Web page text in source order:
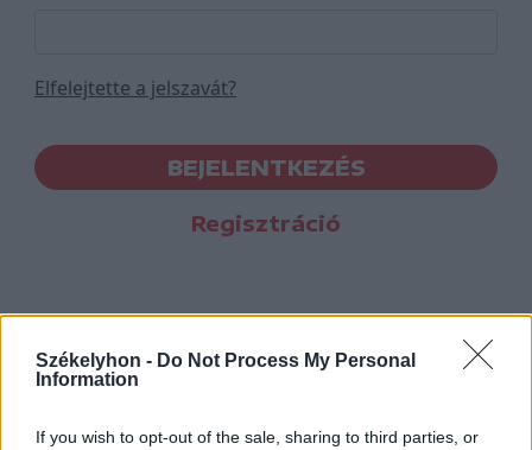
Székelyhon - Do Not Process My Personal
Information
If you wish to opt-out of the sale, sharing to third parties, or
Elfelejtette a jelszavát?
BEJELENTKEZÉS
Regisztráció